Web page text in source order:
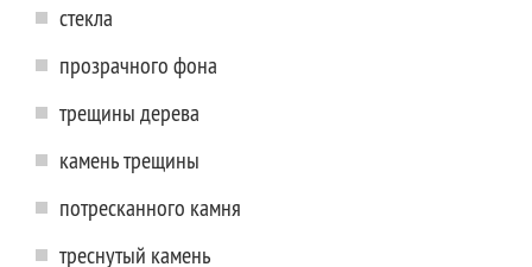
стекла
прозрачного фона
трещины дерева
камень трещины
потресканного камня
треснутый камень